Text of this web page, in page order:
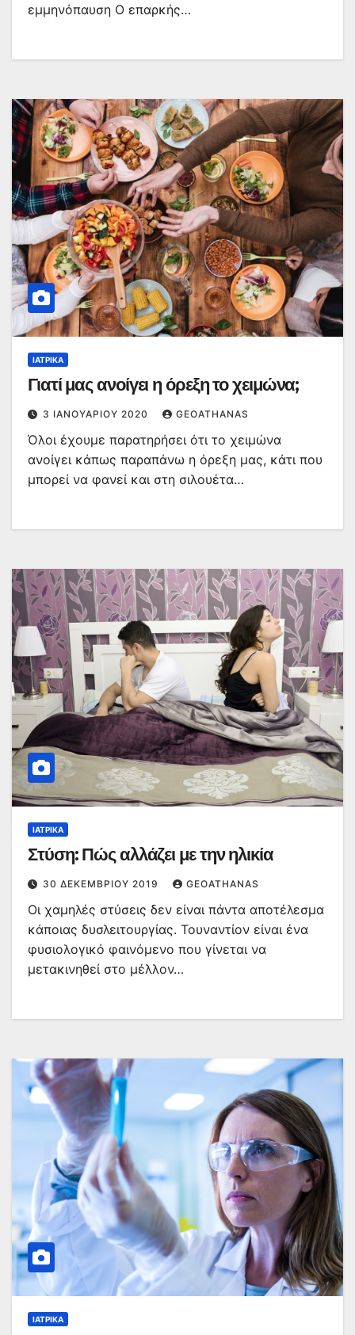
εμμηνόπαυση Ο επαρκής…
ΙΑΤΡΙΚΆ
Γιατί μας ανοίγει η όρεξη το χειμώνα;
3 ΙΑΝΟΥΑΡΊΟΥ 2020 GEOATHANAS
Όλοι έχουμε παρατηρήσει ότι το χειμώνα
ανοίγει κάπως παραπάνω η όρεξη μας, κάτι που
μπορεί να φανεί και στη σιλουέτα…
ΙΑΤΡΙΚΆ
Στύση: Πώς αλλάζει με την ηλικία
30 ΔΕΚΕΜΒΡΊΟΥ 2019 GEOATHANAS
Οι χαμηλές στύσεις δεν είναι πάντα αποτέλεσμα
κάποιας δυσλειτουργίας. Τουναντίον είναι ένα
φυσιολογικό φαινόμενο που γίνεται να
μετακινηθεί στο μέλλον…
ΙΑΤΡΙΚΆ